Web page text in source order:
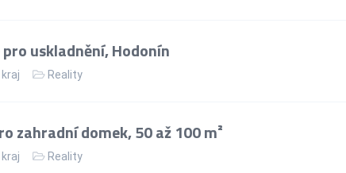
uskladnění, Hodonín
Reality
zahradní domek, 50 až 100 m²
Reality